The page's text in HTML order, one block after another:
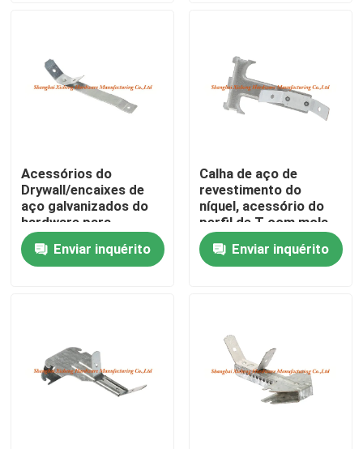
Sobre nós
Controle da qualidade
Contacte-nos
Painel de acesso de aço
Acessórios do
Drywall/encaixes de
aço galvanizados do
hardware para
suspender o teto
Enviar inquérito
Calha de aço de
revestimento do
níquel, acessório do
perfil de T com mola
para travessões
Enviar inquérito